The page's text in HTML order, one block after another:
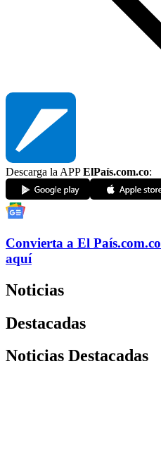
Descarga la APPElPaís.com.co:
Convierta a El País.com.co
aquí
Noticias
Destacadas
Noticias Destacadas